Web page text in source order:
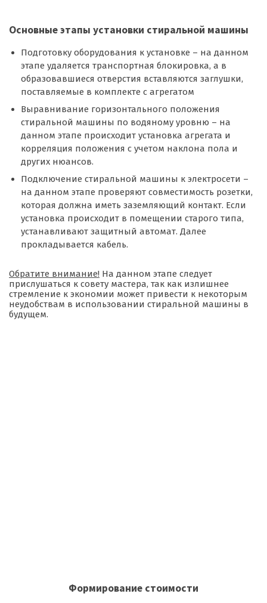
Основные этапы установки стиральной машины
Подготовку оборудования к установке – на данном
этапе удаляется транспортная блокировка, а в
образовавшиеся отверстия вставляются заглушки,
поставляемые в комплекте с агрегатом
Выравнивание горизонтального положения
стиральной машины по водяному уровню – на
данном этапе происходит установка агрегата и
корреляция положения с учетом наклона пола и
других нюансов.
Подключение стиральной машины к электросети –
на данном этапе проверяют совместимость розетки,
которая должна иметь заземляющий контакт. Если
установка происходит в помещении старого типа,
устанавливают защитный автомат. Далее
прокладывается кабель.
Обратите внимание! На данном этапе следует
прислушаться к совету мастера, так как излишнее
стремление к экономии может привести к некоторым
неудобствам в использовании стиральной машины в
будущем.
Формирование стоимости